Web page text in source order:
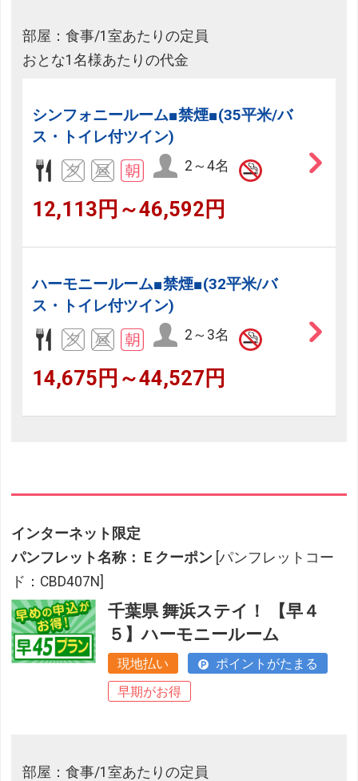
部屋：食事/1室あたりの定員
おとな1名様あたりの代金
シンフォニールーム■禁煙■(35平米/バ
ス・トイレ付ツイン)
2～4名
12,113円～46,592円
ハーモニールーム■禁煙■(32平米/バ
ス・トイレ付ツイン)
2～3名
14,675円～44,527円
インターネット限定
パンフレット名称：Ｅクーポン [パンフレットコー
ド：CBD407N]
千葉県 舞浜ステイ！ 【早４
５】ハーモニールーム
現地払い
ポイントがたまる
早期がお得
部屋：食事/1室あたりの定員